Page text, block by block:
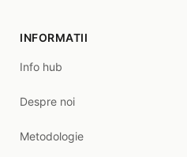
INFORMATII
Info hub
Despre noi
Metodologie